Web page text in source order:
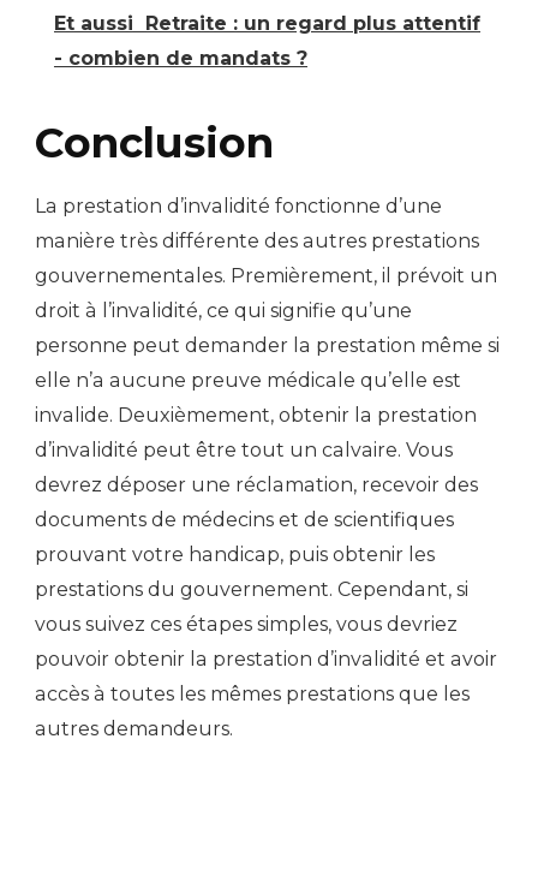
Et aussi
Retraite : un regard plus attentif
- combien de mandats ?
Conclusion
La prestation d’invalidité fonctionne d’une
manière très différente des autres prestations
gouvernementales. Premièrement, il prévoit un
droit à l’invalidité, ce qui signifie qu’une
personne peut demander la prestation même si
elle n’a aucune preuve médicale qu’elle est
invalide. Deuxièmement, obtenir la prestation
d’invalidité peut être tout un calvaire. Vous
devrez déposer une réclamation, recevoir des
documents de médecins et de scientifiques
prouvant votre handicap, puis obtenir les
prestations du gouvernement. Cependant, si
vous suivez ces étapes simples, vous devriez
pouvoir obtenir la prestation d’invalidité et avoir
accès à toutes les mêmes prestations que les
autres demandeurs.